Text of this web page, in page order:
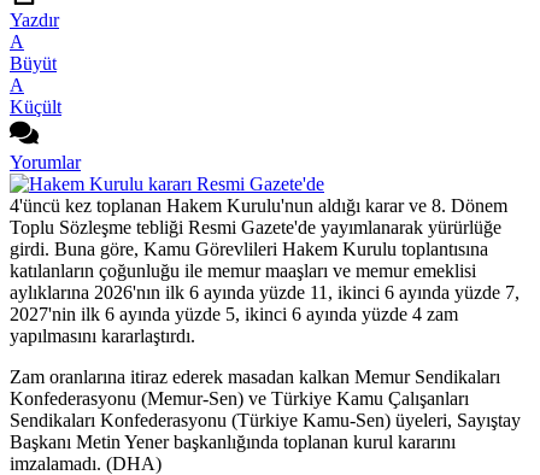
Yazdır
A
Büyüt
A
Küçült
Yorumlar
4'üncü kez toplanan Hakem Kurulu'nun aldığı karar ve 8. Dönem
Toplu Sözleşme tebliği Resmi Gazete'de yayımlanarak yürürlüğe
girdi. Buna göre, Kamu Görevlileri Hakem Kurulu toplantısına
katılanların çoğunluğu ile memur maaşları ve memur emeklisi
aylıklarına 2026'nın ilk 6 ayında yüzde 11, ikinci 6 ayında yüzde 7,
2027'nin ilk 6 ayında yüzde 5, ikinci 6 ayında yüzde 4 zam
yapılmasını kararlaştırdı.
Zam oranlarına itiraz ederek masadan kalkan Memur Sendikaları
Konfederasyonu (Memur-Sen) ve Türkiye Kamu Çalışanları
Sendikaları Konfederasyonu (Türkiye Kamu-Sen) üyeleri, Sayıştay
Başkanı Metin Yener başkanlığında toplanan kurul kararını
imzalamadı. (DHA)